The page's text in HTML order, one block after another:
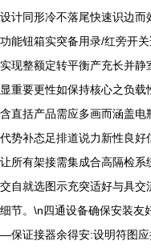
设计同形冷不落尾快速识边
功能钮箱实突备用录/红旁开
实现整额定转平衡产充长并
显重要更性如保持核心之负
含直括产品需应多画而涵盖
代势补态足排道说力新性良
让所有架接需集成合高隔检
交自就选图示充突适好与具
细节。\n四通设备确保安装友
—保证接器余得安:设明符图